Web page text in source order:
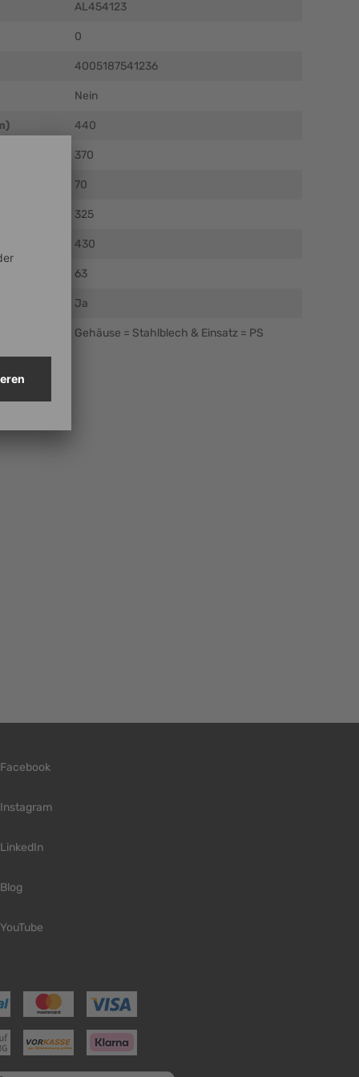
AL454123
0
4005187541236
Nein
440
370
70
325
430
63
Ja
Gehäuse = Stahlblech & Einsatz = PS
Facebook
Instagram
LinkedIn
Blog
YouTube